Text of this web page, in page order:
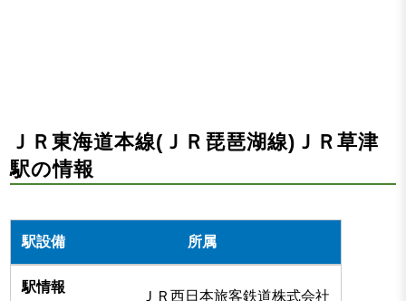
ＪＲ東海道本線(ＪＲ琵琶湖線)ＪＲ草津
駅の情報
所属
ＪＲ西日本旅客鉄道株式会社